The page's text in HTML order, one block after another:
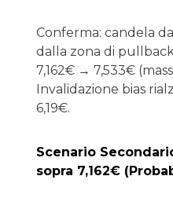
Conferma: candela
dalla zona di
7,162€ → 7,533€
Invalidazione bias
6,19€.
Scenario
sopra 7,162€